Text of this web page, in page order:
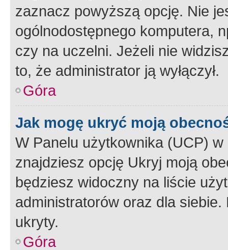
zaznacz powyższą opcję. Nie
ogólnodostępnego komputera,
czy na uczelni. Jeżeli nie
to, że administrator ją wyłączył.
Góra
Jak mogę ukryć moją
W Panelu użytkownika (UCP) w
znajdziesz opcję Ukryj moją
będziesz widoczny na liście
administratorów oraz dla
ukryty.
Góra